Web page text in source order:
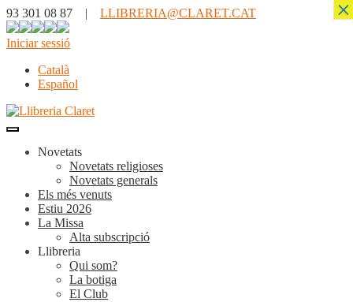
93 301 08 87 | LLIBRERIA@CLARET.CAT
Iniciar sessió
Català
Español
Novetats
Novetats religioses
Novetats generals
Els més venuts
Estiu 2026
La Missa
Alta subscripció
Llibreria
Qui som?
La botiga
El Club
×